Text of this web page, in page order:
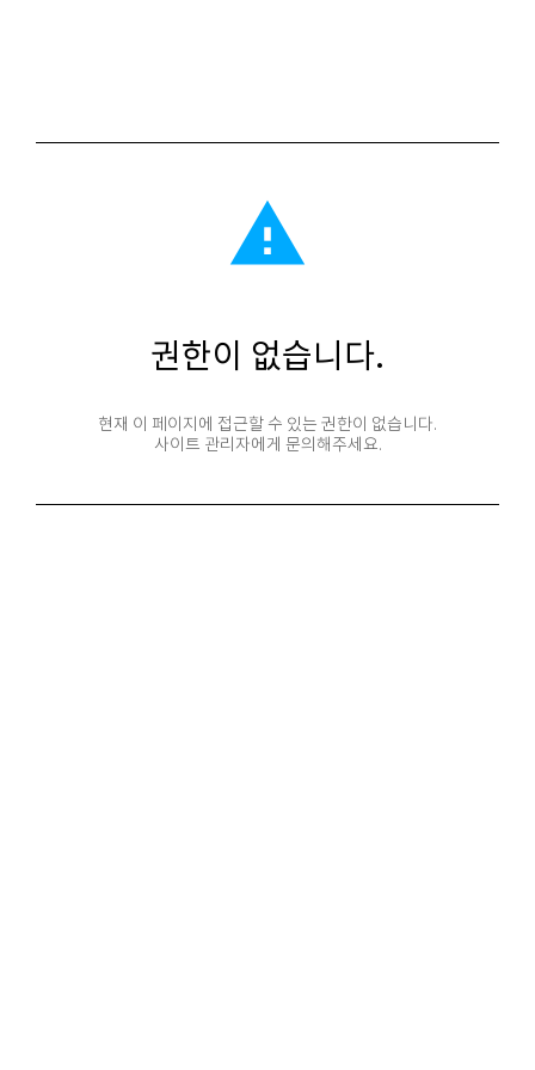
report_problem
권한이 없습니다.
현재 이 페이지에 접근할 수 있는 권한이 없습니다.
사이트 관리자에게 문의해주세요.